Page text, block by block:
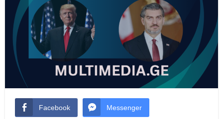
Facebook Messenger